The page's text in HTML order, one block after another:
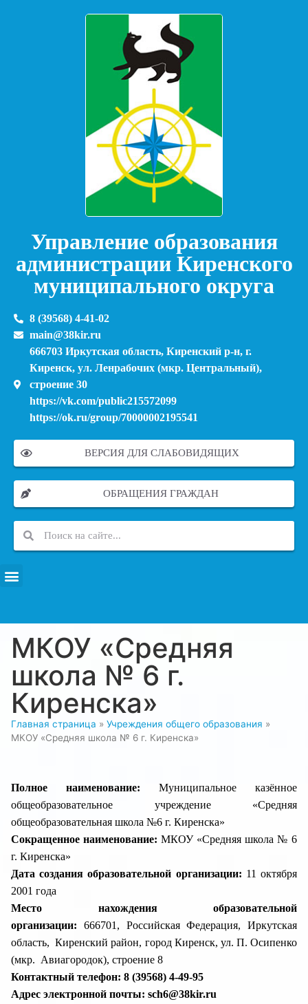
Управление образования
администрации Киренского
муниципального округа
8 (39568) 4-41-02
main@38kir.ru
666703 Иркутская область, Киренский р-н, г.
Киренск, ул. Ленрабочих (мкр. Центральный),
строение 30
https://vk.com/public215572099
https://ok.ru/group/70000002195541
ВЕРСИЯ ДЛЯ СЛАБОВИДЯЩИХ
ОБРАЩЕНИЯ ГРАЖДАН
МКОУ «Средняя
школа № 6 г.
Киренска»
Главная страница » Учреждения общего образования »
МКОУ «Средняя школа № 6 г. Киренска»
Полное наименование: Муниципальное казённое
общеобразовательное учреждение «Средняя
общеобразовательная школа №6 г. Киренска»
Сокращенное наименование: МКОУ «Средняя школа № 6
г. Киренска»
Дата создания образовательной организации: 11 октября
2001 года
Место нахождения образовательной
организации: 666701, Российская Федерация, Иркутская
область, Киренский район, город Киренск, ул. П. Осипенко
(мкр. Авиагородок), строение 8
Контактный телефон: 8 (39568) 4-49-95
Адрес электронной почты: sch6@38kir.ru